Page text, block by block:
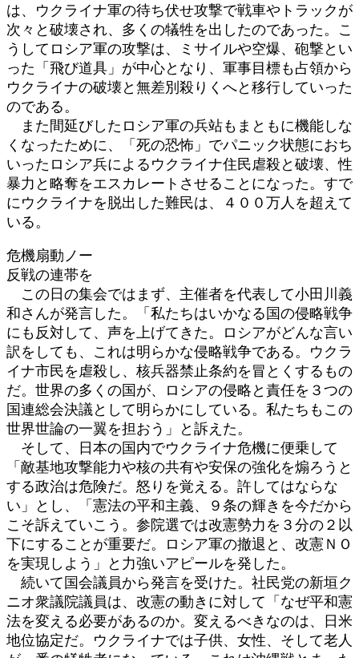
は、ウクライナ軍の待ち伏せ攻撃で戦車やトラックが
次々と破壊され、多くの犠牲を出したのであった。こ
うしてロシア軍の攻撃は、ミサイルや空爆、砲撃とい
った「飛び道具」が中心となり、軍事目標も占領から
ウクライナの破壊と無差別殺りくへと移行していった
のである。
また間延びしたロシア軍の兵站もまともに機能しな
くなったために、「死の恐怖」でパニック状態におち
いったロシア兵によるウクライナ住民虐殺と破壊、性
暴力と略奪をエスカレートさせることになった。すで
にウクライナを脱出した難民は、４００万人を超えて
いる。
危機扇動ノー
反戦の連帯を
この日の集会ではまず、主催者を代表して小田川義
和さんが発言した。「私たちはいかなる国の侵略戦争
にも反対して、声を上げてきた。ロシアがどんな言い
訳をしても、これは明らかな侵略戦争である。ウクラ
イナ市民を虐殺し、核兵器禁止条約を冒とくするもの
だ。世界の多くの国が、ロシアの侵略と責任を３つの
国連総会決議として明らかにしている。私たちもこの
世界世論の一翼を担おう」と訴えた。
そして、日本の国内でウクライナ危機に便乗して
「敵基地攻撃能力や核の共有や安保の強化を煽ろうと
する政治は危険だ。怒りを覚える。許してはならな
い」とし、「憲法の平和主義、９条の輝きを今だから
こそ訴えていこう。参院選では改憲勢力を３分の２以
下にすることが重要だ。ロシア軍の撤退と、改憲ＮＯ
を実現しよう」と力強いアピールを発した。
続いて国会議員から発言を受けた。社民党の新垣ク
ニオ衆議院議員は、改憲の動きに対して「なぜ平和憲
法を変える必要があるのか。変えるべきなのは、日米
地位協定だ。ウクライナでは子供、女性、そして老人